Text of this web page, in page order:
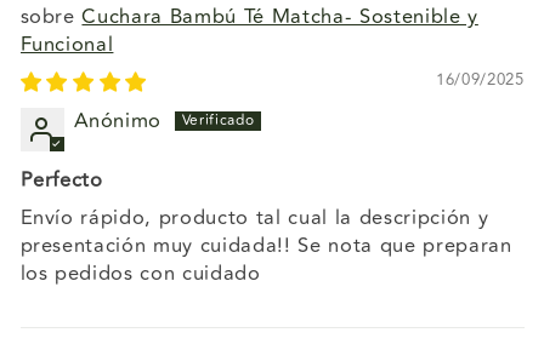
Cuchara Bambú Té Matcha- Sostenible y
Funcional
16/09/2025
Anónimo
Perfecto
Envío rápido, producto tal cual la descripción y
presentación muy cuidada!! Se nota que preparan
los pedidos con cuidado